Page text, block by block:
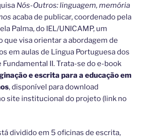
Nós-Outros: linguagem, memória
acaba de publicar, coordenado pela
Palma, do IEL/UNICAMP, um
que visa orientar a abordagem de
em aulas de Língua Portuguesa dos
Fundamental II. Trata-se do e-book
e escrita para a educação em
, disponível para download
site institucional do projeto (link no
dividido em 5 oficinas de escrita,